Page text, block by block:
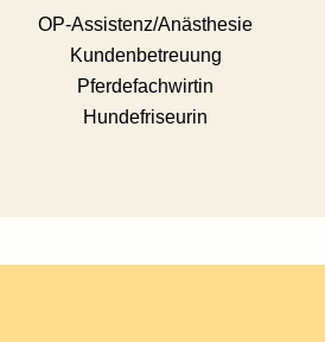
OP-Assistenz/Anästhesie
Kundenbetreuung
Pferdefachwirtin
Hundefriseurin